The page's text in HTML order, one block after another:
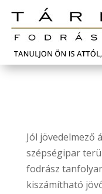
Jól jövedelmező
szépségipar
fodrász
kiszámítható